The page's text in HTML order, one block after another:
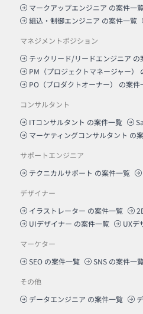
マークアップエンジニア の案件一
組込・制御エンジニア の案件一覧
マネジメントポジション
テックリード/リードエンジニア の
PM（プロジェクトマネージャー）
PO（プロダクトオーナー）
の案件
コンサルタント
ITコンサルタント の案件一覧
マーケティングコンサルタント の
サポートエンジニア
テクニカルサポート の案件一覧
デザイナー
イラストレーター の案件一覧
UIデザイナー の案件一覧
UXデ
マーケター
SEO の案件一覧 SNS の案件一
その他
データエンジニア の案件一覧